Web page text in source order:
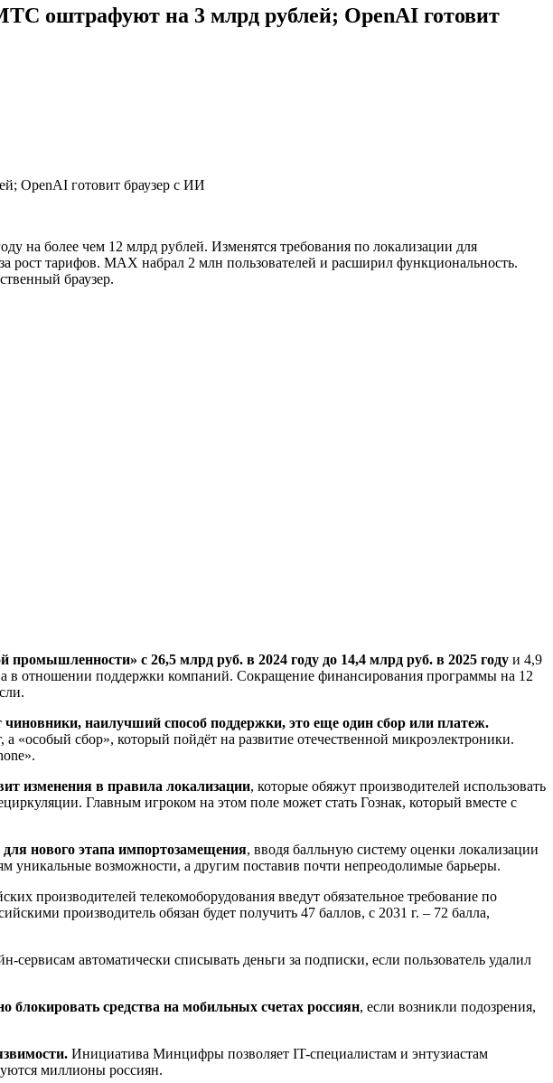
оштрафуют на 3 млрд рублей; OpenAI готовит
на более чем 12 млрд рублей. Изменятся требования по локализации для
тарифов. MAX набрал 2 млн пользователей и расширил функциональность.
браузер.
с 26,5 млрд руб. в 2024 году до 14,4 млрд руб. в 2025 году и 4,9
в отношении поддержки компаний. Сокращение финансирования программы на 12
наилучший способ поддержки, это еще один сбор или платеж.
«особый сбор», который пойдёт на развитие отечественной микроэлектроники.
изменения в правила локализации, которые обяжут производителей использовать
Главным игроком на этом поле может стать Гознак, который вместе с
нового этапа импортозамещения, вводя балльную систему оценки локализации
уникальные возможности, а другим поставив почти непреодолимые барьеры.
производителей телекомоборудования введут обязательное требование по
производитель обязан будет получить 47 баллов, с 2031 г. – 72 балла,
сервисам автоматически списывать деньги за подписки, если пользователь удалил
блокировать средства на мобильных счетах россиян, если возникли подозрения,
Инициатива Минцифры позволяет IT-специалистам и энтузиастам
миллионы россиян.